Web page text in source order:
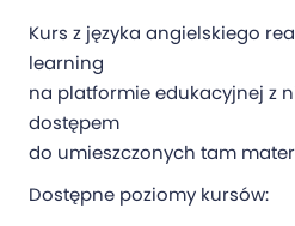
Kurs z języka angielskiego
learning
na platformie edukacyjnej z
dostępem
do umieszczonych tam
Dostępne poziomy kursów: